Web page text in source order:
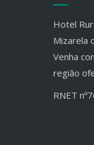
Hotel
Mizarela
Venha
região
RNET